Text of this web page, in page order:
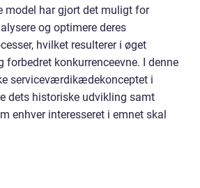
model har gjort det muligt for
og optimere deres
hvilket resulterer i øget
forbedret konkurrenceevne. I denne
serviceværdikædekonceptet i
dets historiske udvikling samt
enhver interesseret i emnet skal